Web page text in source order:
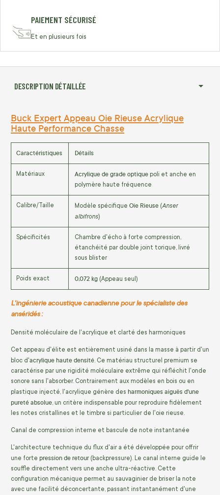
PAIEMENT SÉCURISÉ
Et en plusieurs fois
DESCRIPTION DÉTAILLÉE
Buck Expert Appeau Oie Rieuse Acrylique
Haute Performance Chasse
Caractéristiques Détails
Matériaux Acrylique de grade optique poli et anche en
polymère haute fréquence
Calibre/Taille Modèle spécifique Oie Rieuse (Anser
albifrons)
Spécificités
Chambre d'écho à forte compression,
étanchéité par double joint torique, livré
sous blister
Poids exact 0,072 kg (Appeau seul)
L'ingénierie acoustique canadienne pour le spécialiste des
anséridés :
Densité moléculaire de l'acrylique et clarté des harmoniques
Cet appeau d'élite est entièrement usiné dans la masse à partir d'un
bloc d'acrylique haute densité . Ce matériau structurel premium se
caractérise par une rigidité moléculaire extrême qui réfléchit l'onde
sonore sans l'absorber. Contrairement aux modèles en bois ou en
plastique injecté, l'acrylique génère des harmoniques aiguës d'une
pureté absolue , un critère indispensable pour reproduire fidèlement
les notes cristallines et le timbre si particulier de l'oie rieuse.
Canal de compression interne et bascule de note instantanée
L'architecture technique du flux d'air a été développée pour offrir
une forte pression de retour (backpressure). Le canal interne guide le
souffle directement vers une anche ultra-réactive. Cette
configuration mécanique permet au sauvaginier de briser la note
avec une facilité déconcertante, passant instantanément d'une